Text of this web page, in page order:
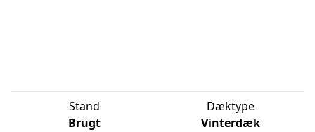
Stand
Brugt
Dæktype
Vinterdæk